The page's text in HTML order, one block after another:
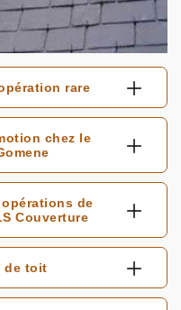
rare
chez le
de
Couverture
de toit